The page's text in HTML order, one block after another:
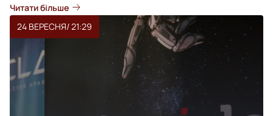
Читати більше
24 ВЕРЕСНЯ/ 21:29